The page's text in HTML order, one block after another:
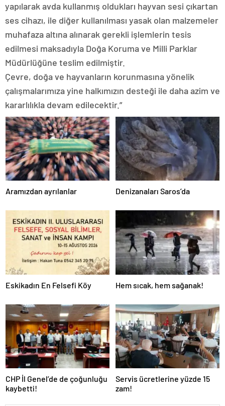
yapılarak avda kullanmış oldukları hayvan sesi çıkartan
ses cihazı, ile diğer kullanılması yasak olan malzemeler
muhafaza altına alınarak gerekli işlemlerin tesis
edilmesi maksadıyla Doğa Koruma ve Milli Parklar
Müdürlüğüne teslim edilmiştir.
Çevre, doğa ve hayvanların korunmasına yönelik
çalışmalarımıza yine halkımızın desteği ile daha azim ve
kararlılıkla devam edilecektir.”
Aramızdan ayrılanlar Denizanaları Saros’da
Eskikadın En Felsefi Köy Hem sıcak, hem sağanak!
CHP İl Genel’de de çoğunluğu
kaybetti!
Servis ücretlerine yüzde 15
zam!